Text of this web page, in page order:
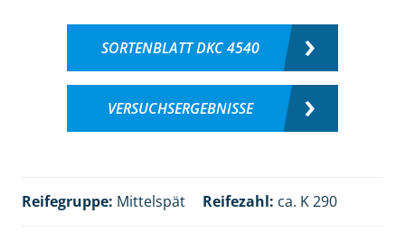
SORTENBLATT DKC 4540
VERSUCHSERGEBNISSE
Reifegruppe: Mittelspät Reifezahl: ca. K 290